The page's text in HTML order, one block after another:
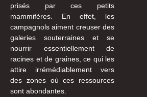
prisés par ces petits
mammifères. En effet, les
campagnols aiment creuser des
galeries souterraines et se
nourrir essentiellement de
racines et de graines, ce qui les
attire irrémédiablement vers
des zones où ces ressources
sont abondantes.